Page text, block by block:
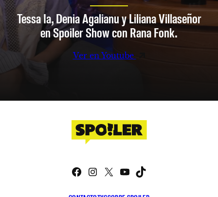
Tessa Ia, Denia Agalianu y Liliana Villaseñor
en Spoiler Show con Rana Fonk.
Ver en Youtube
Facebook
Instagram
X YouTube